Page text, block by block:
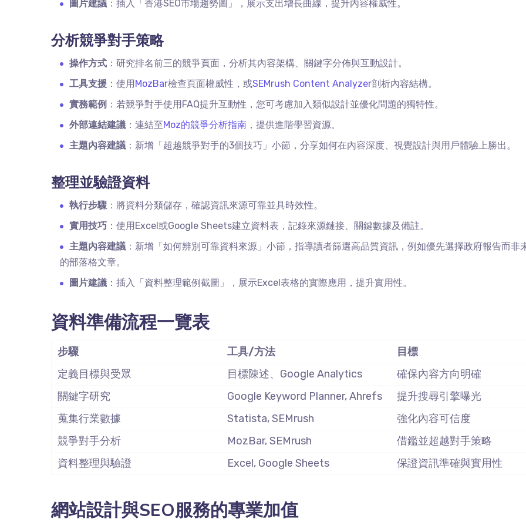
圖片建議 ：插入「香港SEO市場趨勢圖」，展示支出增長曲線，提升內容權威性。
分析競爭對手策略
操作方式 ：研究排名前三的競爭頁面，分析其內容架構、關鍵字分佈與互動設計。
工具支援 ：使用MozBar檢查頁面權威性，或SEMrush Content Analyzer剖析內容結構。
實務範例 ：若競爭對手使用FAQ提升互動性，您可考慮加入類似設計並優化問題的獨特性。
外部連結建議 ：連結至Moz的競爭分析指南 ，提供進階學習資源。
主題內容建議 ：新增「超越競爭對手的3個技巧」小節，分享如何在內容深度、視覺設計與用戶體驗上勝出。
整理並驗證資料
執行步驟 ：將資料分類儲存，確認資訊來源可靠並具時效性。
實用技巧 ：使用Excel或Google Sheets建立資料表，記錄來源鏈接、關鍵數據及備註。
主題內容建議 ：新增「如何辨別可靠資料來源」小節，指導讀者篩選高品質資訊，例如優先選擇政府報告而非
的部落格文章。
圖片建議 ：插入「資料整理範例截圖」，展示Excel表格的實際應用，提升實用性。
資料準備流程一覽表
步驟 工具/方法
目標
定義目標與受眾
目標陳述、 Google Analytics
確保內容方向明確
關鍵字研究
Google Keyword Planner, Ahrefs
提升搜尋引擎曝光
蒐集行業數據
Statista, SEMrush
強化內容可信度
競爭對手分析
MozBar, SEMrush
借鑑並超越對手策略
資料整理與驗證
Excel, Google Sheets 保證資訊準確與實用性
網站設計與SEO服務的專業加值